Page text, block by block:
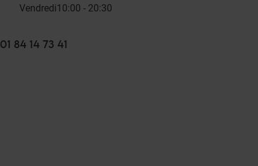
Vendredi10:00 - 20:30
01 84 14 73 41